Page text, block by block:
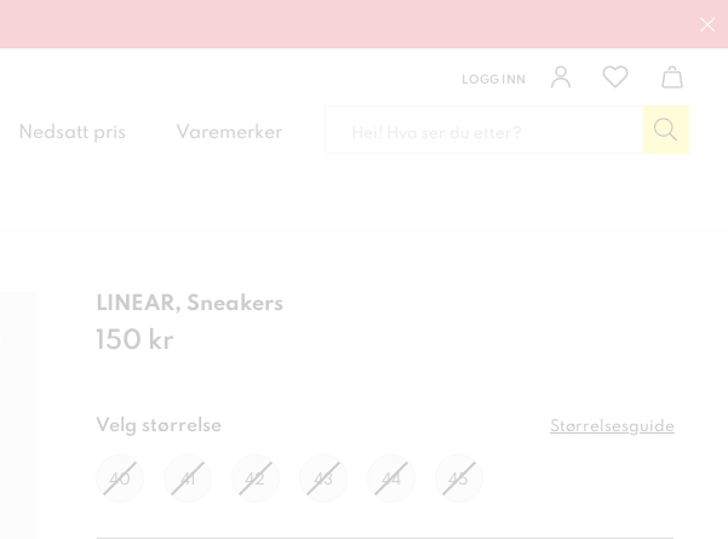
LOGG INN
Nedsatt pris Varemerker
LINEAR, Sneakers
Pris: 150 kr
150 kr
Velg størrelse Størrelsesguide
40 41 42 43 44 45